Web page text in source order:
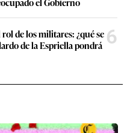
de los militares: ¿qué se
de la Espriella pondrá 6